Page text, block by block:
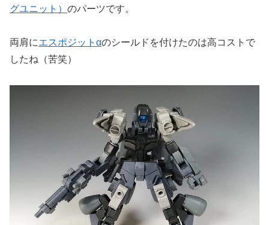
グユニット） のパーツです。
両肩にエスポジットαのシールドを付けたのは高コストで
したね（苦笑）